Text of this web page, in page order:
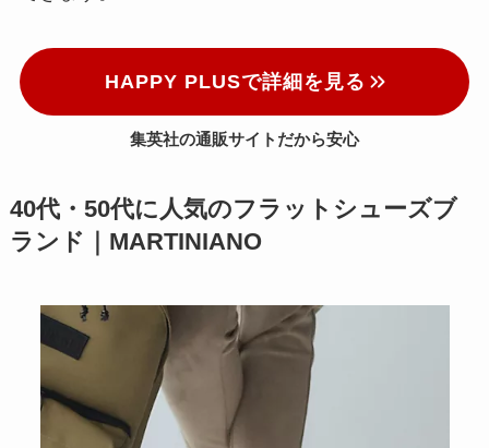
HAPPY PLUSで詳細を見る
集英社の通販サイトだから安心
40代・50代に人気のフラットシューズブ
ランド｜MARTINIANO